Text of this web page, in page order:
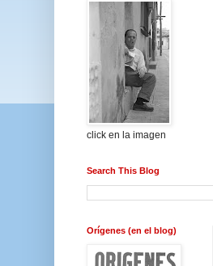
click en la imagen
Search This Blog
Orígenes (en el blog)